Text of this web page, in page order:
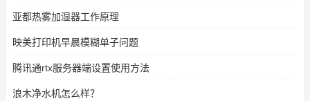
亚都热雾加湿器工作原理
映美打印机早晨模糊单子问题
腾讯通rtx服务器端设置使用方法
浪木净水机怎么样？